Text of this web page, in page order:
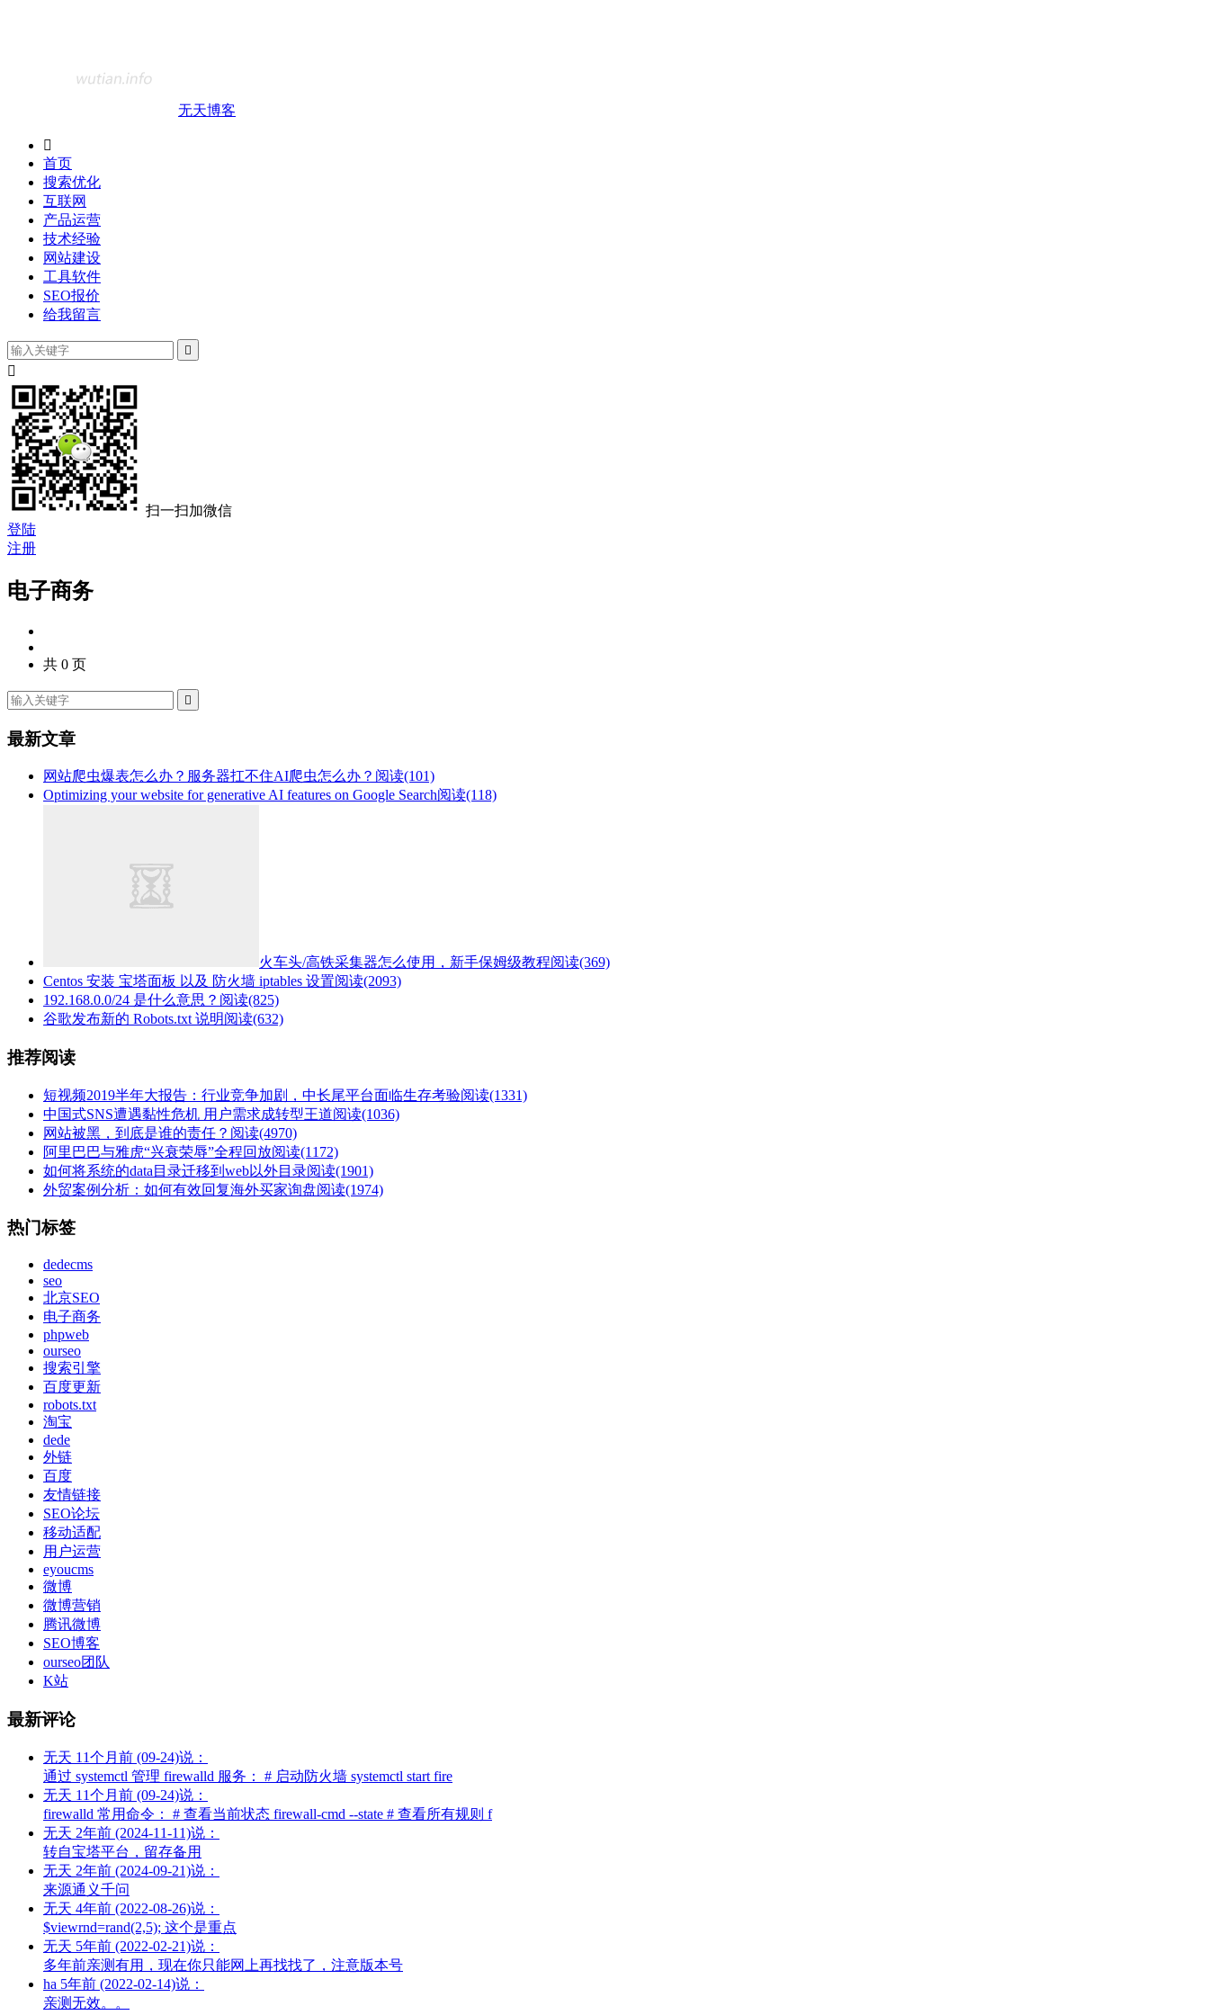
无天博客

首页
搜索优化
互联网
产品运营
技术经验
网站建设
工具软件
SEO报价
给我留言


扫一扫加微信
登陆
注册
电子商务
共 0 页

最新文章
网站爬虫爆表怎么办？服务器扛不住AI爬虫怎么办？ 阅读(101)
Optimizing your website for generative AI features on Google Search阅读(118)
火车头/高铁采集器怎么使用，新手保姆级教程阅读(369)
Centos 安装 宝塔面板 以及 防火墙 iptables 设置阅读(2093)
192.168.0.0/24 是什么意思？ 阅读(825)
谷歌发布新的 Robots.txt 说明阅读(632)
推荐阅读
短视频2019半年大报告：行业竞争加剧，中长尾平台面临生存考验阅读(1331)
中国式SNS遭遇黏性危机 用户需求成转型王道阅读(1036)
网站被黑，到底是谁的责任？ 阅读(4970)
阿里巴巴与雅虎“兴衰荣辱”全程回放阅读(1172)
如何将系统的data目录迁移到web以外目录阅读(1901)
外贸案例分析：如何有效回复海外买家询盘阅读(1974)
热门标签
dedecms
seo
北京SEO
电子商务
phpweb
ourseo
搜索引擎
百度更新
robots.txt
淘宝
dede
外链
百度
友情链接
SEO论坛
移动适配
用户运营
eyoucms
微博
微博营销
腾讯微博
SEO博客
ourseo团队
K站
最新评论
无天 11个月前 (09-24)说：
通过 systemctl 管理 firewalld 服务： # 启动防火墙 systemctl start fire
无天 11个月前 (09-24)说：
firewalld 常用命令： # 查看当前状态 firewall-cmd --state # 查看所有规则 f
无天 2年前 (2024-11-11)说：
转自宝塔平台，留存备用
无天 2年前 (2024-09-21)说：
来源通义千问
无天 4年前 (2022-08-26)说：
$viewrnd=rand(2,5); 这个是重点
无天 5年前 (2022-02-21)说：
多年前亲测有用，现在你只能网上再找找了，注意版本号
ha 5年前 (2022-02-14)说：
亲测无效。。